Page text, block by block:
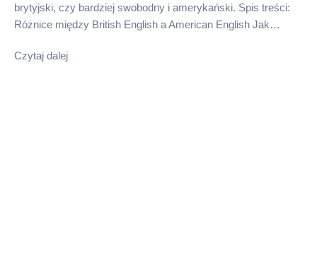
brytyjski, czy bardziej swobodny i amerykański. Spis treści:
Różnice między British English a American English Jak…
Czytaj dalej